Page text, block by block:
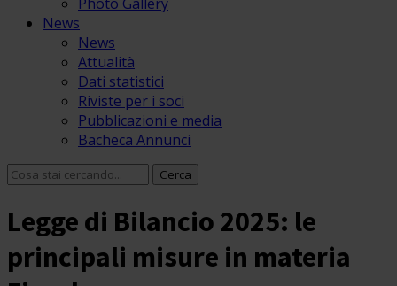
News
News
Attualità
Dati statistici
Riviste per i soci
Pubblicazioni e media
Bacheca Annunci
Legge di Bilancio 2025: le
principali misure in materia